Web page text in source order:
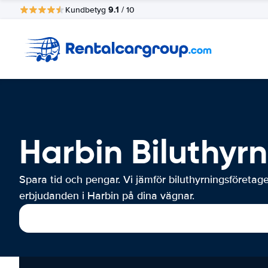
Kundbetyg 9.1 / 10
Harbin
Spara tid och pengar. Vi jämför
erbjudanden i Harbin på dina vägnar.